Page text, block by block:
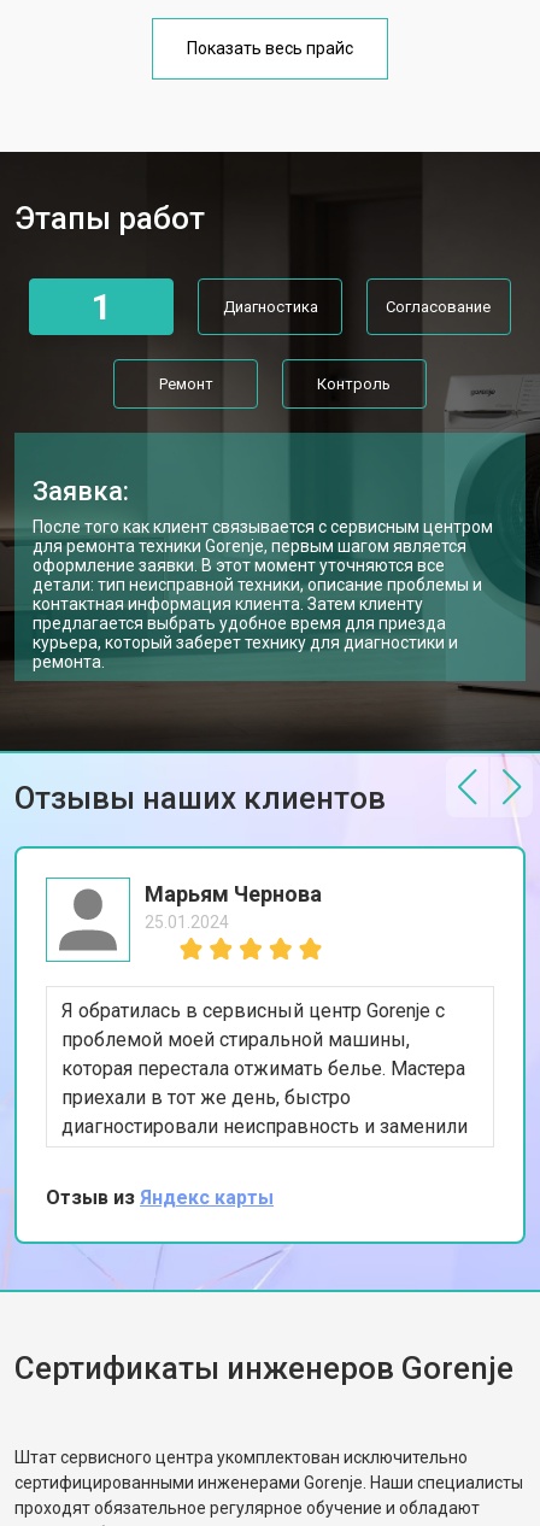
от 3450 ₽
Ремонт или замена петли двери
Ремонт или замена патрубка от 3250 ₽ Заказать
Ремонт платы управления
(восстановление)
Корпусный ремонт (замена резинок,
креплений, кнопок)
от 1850 ₽ Заказать
Заказать
Gorenje
Заказать
Замена амортизаторов от 2000 ₽ Заказать
Замена подшипников от 2800 ₽ Заказать
Замена мотора стиральной машины
Gorenje
от 3800 ₽ Заказать
Ремонт/замена датчика
температуры
Заказать
Замена прессостата
Замена сливного насоса
Замена сливного шланга от 2100 ₽ Заказать
Замена циркуляционного насоса от 3800 ₽ Заказать
Замена УБЛ стиральной машины
Gorenje
от 2100 ₽
Показать весь прайс
Этапы работ
1 Диагностика Согласование
Ремонт Контроль
Заявка:
После того как клиент связывается с сервисным центром
для ремонта техники Gorenje, первым шагом является
оформление заявки. В этот момент уточняются все
детали: тип неисправной техники, описание проблемы и
контактная информация клиента. Затем клиенту
предлагается выбрать удобное время для приезда
курьера, который заберет технику для диагностики и
ремонта.
Отзывы наших клиентов
Марьям Чернова
25.01.2024
Я обратилась в сервисный центр Gorenje с
проблемой моей стиральной машины,
которая перестала отжимать белье. Мастера
приехали в тот же день, быстро
диагностировали неисправность и заменили
изношенный насос. Я впечатлена их
профессионализмом и оперативностью.
Спасибо за качественный ремонт!
Отзыв из Яндекс карты
Сертификаты инженеров Gorenje
Штат сервисного центра укомплектован исключительно
сертифицированными инженерами Gorenje. Наши специалисты
проходят обязательное регулярное обучение и обладают